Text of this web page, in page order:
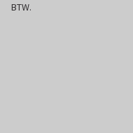
BTW.